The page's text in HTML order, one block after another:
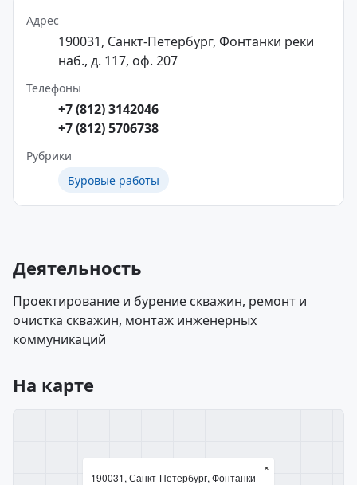
Адрес
190031, Санкт-Петербург, Фонтанки реки
наб., д. 117, оф. 207
Телефоны
+7 (812) 3142046
+7 (812) 5706738
Рубрики
Буровые работы
Деятельность
Проектирование и бурение скважин, ремонт и
очистка скважин, монтаж инженерных
коммуникаций
На карте
190031, Санкт-Петербург, Фонтанки
×